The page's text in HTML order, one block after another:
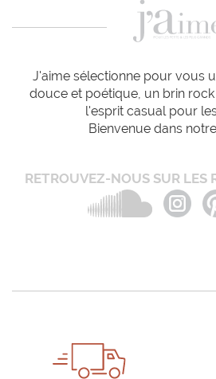
J'aime sélectionne pour vous
douce et poétique, un brin
l'esprit casual pour
Bienvenue dans
RETROUVEZ-NOUS SUR LES